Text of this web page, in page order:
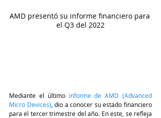
AMD presentó su informe financiero para
el Q3 del 2022
Mediante el último informe de AMD (Advanced
Micro Devices) , dio a conocer su estado financiero
para el tercer trimestre del año. En este, se refleja